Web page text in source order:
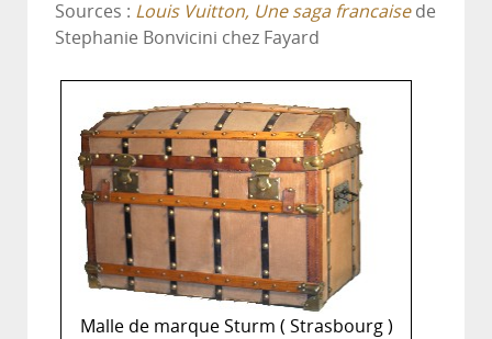
Sources : Louis Vuitton, Une saga francaise de
Stephanie Bonvicini chez Fayard
Malle de marque Sturm ( Strasbourg )